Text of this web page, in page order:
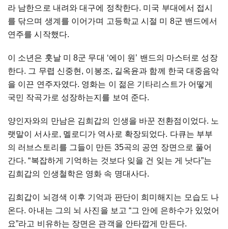
라 남한으로 내려와 대구에 정착한다. 미국 부대에서 접시
를 닦으며 생계를 이어가며 고등학교 시절 미 8군 밴드에서
연주를 시작했다.
이 소년은 훗날 미 8군 무대 ‘에이 원 ’ 밴드의 마스터로 성장
한다. 그 무렵 신중현 , 이봉조, 길옥윤과 함께 한국 대중음악
을 이끈 연주자였다. 영화는 이 젊은 기타리스트가 어떻게
국민 작곡가로 성장하는지를 보여 준다.
양인자와의 만남은 김희갑의 인생을 바꾼 전환점이었다. 노
랫말이
서사로, 멜로디가 역사로 확장되었다. 다큐는 부부
의 러브스토리를 그들이 만든 35곡의 공연 장면으로 풀어
간다. “복잡하게 기억하는 것보다 잊을 건 잊는 게 낫다”는
김희갑의 인생철학은 영화 속 명대사다.
김희갑이 뇌경색 이후 기억과 판단이 희미해지는 모습도 나
온다. 아내는 그의 뇌 사진을 보고 “그 안에 은하수가 있었어
요”라고 비유하는 장면은 관객을 안타깝게 만든다.